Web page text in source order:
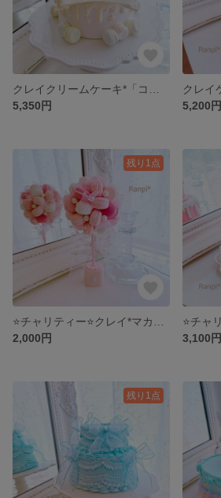
5,350円
5,200円
残り1点
2,000円
3,100円
残り1点